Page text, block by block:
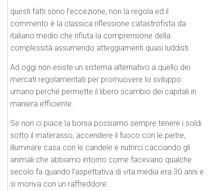
questi fatti sono l’eccezione, non la regola ed il
commento è la classica riflessione catastrofista da
italiano medio che rifiuta la comprensione della
complessità assumendo atteggiamenti quasi luddisti.
Ad oggi non esiste un sistema alternativo a quello dei
mercati regolamentati per promuovere lo sviluppo
umano perché permette il libero scambio dei capitali in
maniera efficiente.
Se non ci piace la borsa possiamo sempre tenere i soldi
sotto il materasso, accendere il fuoco con le pietre,
illuminare casa con le candele e nutrirci cacciando gli
animali che abbiamo intorno come facevano qualche
secolo fa quando l’aspettativa di vita media era 30 anni e
si moriva con un raffreddore.